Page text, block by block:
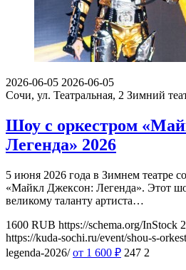
2026-06-05 2026-06-05
Сочи, ул. Театральная, 2 Зимний
Шоу с оркестром
Легенда» 2026
5 июня 2026 года в Зимнем театре
«Майкл Джексон: Легенда». Этот
великому таланту артиста…
1600 RUB https://schema.org/InStock
https://kuda-sochi.ru/event/shou-s-
legenda-2026/ от 1 600 ₽ 247 2